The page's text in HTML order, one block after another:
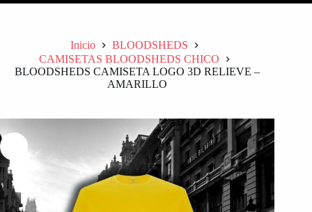
Inicio
BLOODSHEDS
CAMISETAS BLOODSHEDS CHICO
BLOODSHEDS CAMISETA LOGO 3D RELIEVE –
AMARILLO